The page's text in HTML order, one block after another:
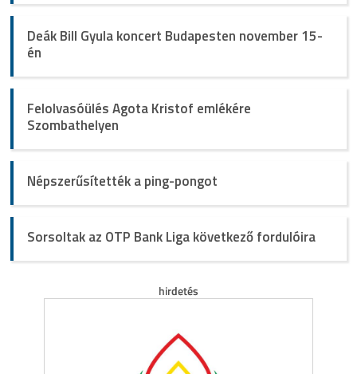
Deák Bill Gyula koncert Budapesten november 15-
én
Felolvasóülés Agota Kristof emlékére
Szombathelyen
Népszerűsítették a ping-pongot
Sorsoltak az OTP Bank Liga következő fordulóira